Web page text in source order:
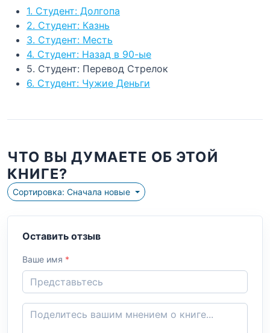
1. Студент: Долгопа
2. Студент: Казнь
3. Студент: Месть
4. Студент: Назад в 90-ые
5. Студент: Перевод Стрелок
6. Студент: Чужие Деньги
ЧТО ВЫ ДУМАЕТЕ ОБ ЭТОЙ
КНИГЕ?
Сортировка: Сначала новые
Оставить отзыв
Ваше имя *